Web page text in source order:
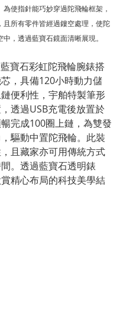
使指針能巧妙穿過陀飛輪框架，
且所有零件皆經過鏤空處理，使陀
，透過藍寶石鏡面清晰展現。
寶石彩虹陀飛輪腕錶搭
，具備120小時動力儲
便利性，宇舶特製筆形
透過USB充電後放置於
完成100圈上鏈，為雙發
驅動中置陀飛輪。此裝
且藏家亦可用傳統方式
。透過藍寶石透明錶
精心布局的科技美學結